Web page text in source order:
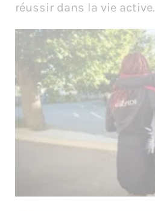
réussir dans la vie active.